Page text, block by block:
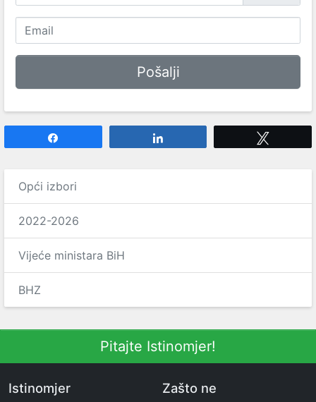
Opći izbori
2022-2026
Vijeće ministara BiH
BHZ
Pitajte Istinomjer!
Istinomjer Zašto ne